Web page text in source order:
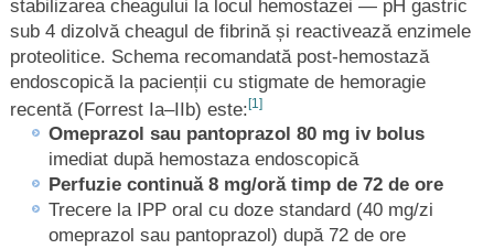
stabilizarea cheagului la locul hemostazei — pH gastric
sub 4 dizolvă cheagul de fibrină și reactivează enzimele
proteolitice. Schema recomandată post-hemostază
endoscopică la pacienții cu stigmate de hemoragie
recentă (Forrest Ia–IIb) este: [1]
Omeprazol sau pantoprazol 80 mg iv bolus
imediat după hemostaza endoscopică
Perfuzie continuă 8 mg/oră timp de 72 de ore
Trecere la IPP oral cu doze standard (40 mg/zi
omeprazol sau pantoprazol) după 72 de ore